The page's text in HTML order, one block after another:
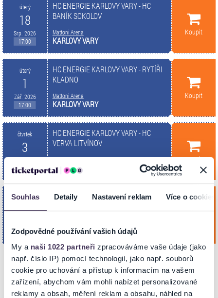
Souhlas Detaily Nastavení reklam Více o cookies
Zodpovědné používání vašich údajů
My a naši 1022 partneři zpracováváme vaše údaje (jako
např. číslo IP) pomocí technologií, jako např. souborů
cookie pro uchování a přístup k informacím na vašem
zařízení, abychom vám mohli nabízet personalizované
reklamy a obsah, měření reklam a obsahu, náhled na
úterý
18
Srp. 2026
17:00
HC ENERGIE KARLOVY VARY - HC
BANÍK SOKOLOV
Mattoni Arena
KARLOVY VARY
Koupit
úterý
1
Zář. 2026
17:00
HC ENERGIE KARLOVY VARY - RYTÍŘI
KLADNO
Mattoni Arena
KARLOVY VARY
Koupit
čtvrtek
3
17:00
HC ENERGIE KARLOVY VARY - HC
VERVA LITVÍNOV
Mattoni Arena
KARLOVY VARY
Koupit
čtvrtek
10
17:00
HC ENERGIE KARLOVY VARY - HC
KARLOVY VARY
POPIS